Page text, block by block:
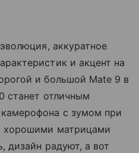
аккуратное
и акцент на
и большой Mate 9 в
станет отличным
с зумом при
хорошими матрицами
дизайн радуют, а вот